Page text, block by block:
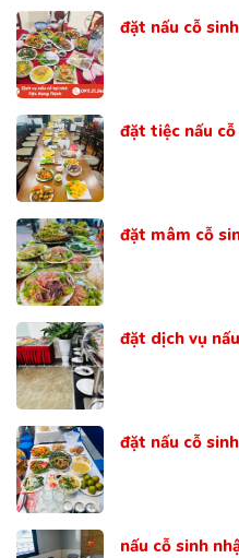
đặt nấu cỗ
đặt tiệc nấu
đặt mâm cỗ
đặt dịch vụ
đặt nấu cỗ
nấu cỗ sinh